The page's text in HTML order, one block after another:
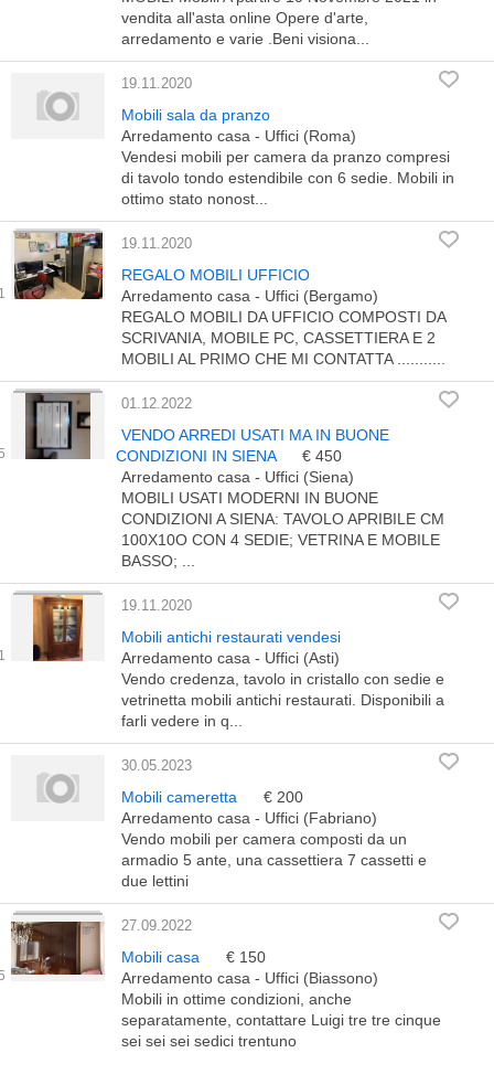
vendita all'asta online Opere d'arte,
arredamento e varie .Beni visiona...
19.11.2020
Mobili sala da pranzo
Arredamento casa - Uffici (Roma)
Vendesi mobili per camera da pranzo compresi
di tavolo tondo estendibile con 6 sedie. Mobili in
ottimo stato nonost...
19.11.2020
REGALO MOBILI UFFICIO
Arredamento casa - Uffici (Bergamo)
REGALO MOBILI DA UFFICIO COMPOSTI DA
SCRIVANIA, MOBILE PC, CASSETTIERA E 2
MOBILI AL PRIMO CHE MI CONTATTA ...........
01.12.2022
VENDO ARREDI USATI MA IN BUONE
CONDIZIONI IN SIENA
€ 450
Arredamento casa - Uffici (Siena)
MOBILI USATI MODERNI IN BUONE
CONDIZIONI A SIENA: TAVOLO APRIBILE CM
100X10O CON 4 SEDIE; VETRINA E MOBILE
BASSO; ...
19.11.2020
Mobili antichi restaurati vendesi
Arredamento casa - Uffici (Asti)
Vendo credenza, tavolo in cristallo con sedie e
vetrinetta mobili antichi restaurati. Disponibili a
farli vedere in q...
30.05.2023
Mobili cameretta
€ 200
Arredamento casa - Uffici (Fabriano)
Vendo mobili per camera composti da un
armadio 5 ante, una cassettiera 7 cassetti e
due lettini
27.09.2022
Mobili casa
€ 150
Arredamento casa - Uffici (Biassono)
Mobili in ottime condizioni, anche
separatamente, contattare Luigi tre tre cinque
sei sei sei sedici trentuno